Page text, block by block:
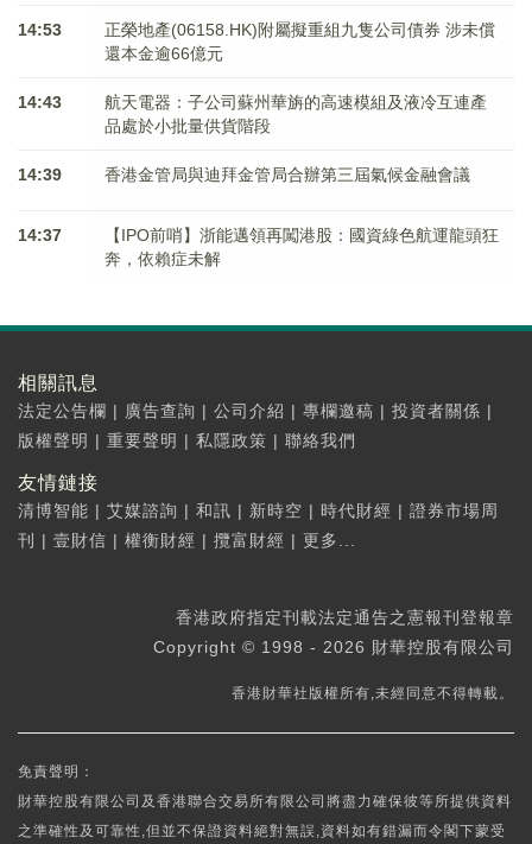
14:53
正榮地產(06158.HK)附屬擬重組九隻公司債券 涉未償
還本金逾66億元
14:43
航天電器：子公司蘇州華旃的高速模組及液冷互連產
品處於小批量供貨階段
14:39 香港金管局與迪拜金管局合辦第三屆氣候金融會議
14:37
【IPO前哨】浙能邁領再闖港股：國資綠色航運龍頭狂
奔，依賴症未解
相關訊息
法定公告欄 | 廣告查詢 | 公司介紹 | 專欄邀稿 | 投資者關係 |
版權聲明 | 重要聲明 | 私隱政策 | 聯絡我們
友情鏈接
清博智能 | 艾媒諮詢 | 和訊 | 新時空 | 時代財經 | 證券市場周
刊
| 壹財信 | 權衡財經 | 攬富財經 | 更多...
香港政府指定刊載法定通告之憲報刊登報章
Copyright © 1998 - 2026 財華控股有限公司
香港財華社版權所有,未經同意不得轉載。
免責聲明：
財華控股有限公司及香港聯合交易所有限公司將盡力確保彼等所提供資料
之準確性及可靠性,但並不保證資料絕對無誤,資料如有錯漏而令閣下蒙受